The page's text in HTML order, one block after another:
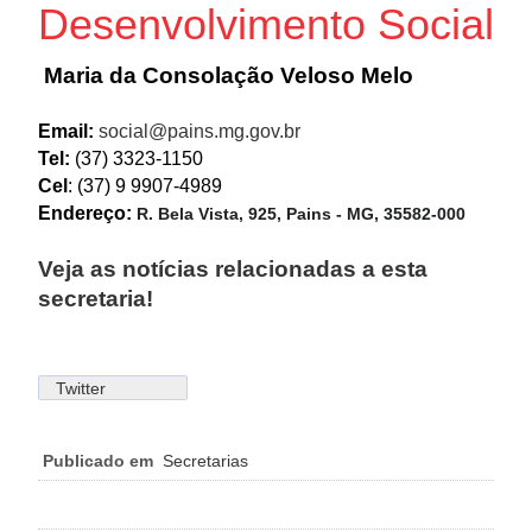
Desenvolvimento Social
Maria da Consolação Veloso Melo
Email: social@pains.mg.gov.br
Tel: (37) 3323-1150
Cel : (37) 9 9907-4989
Endereço: R. Bela Vista, 925, Pains - MG, 35582-000
Veja as notícias relacionadas a esta
secretaria!
Twitter
Publicado em Secretarias